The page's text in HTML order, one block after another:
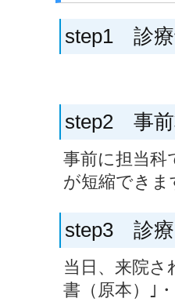
step1 診療
step2 事
事前に担当科
が短縮できま
step3 診療
当日、来院さ
書（原本）｣